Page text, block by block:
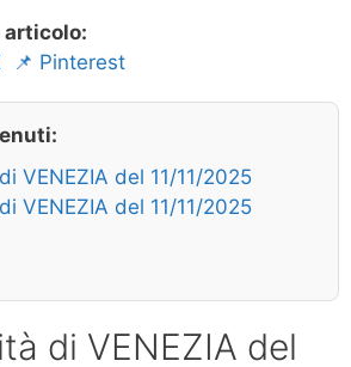
📌 Pinterest
VENEZIA del 11/11/2025
VENEZIA del 11/11/2025
di VENEZIA del